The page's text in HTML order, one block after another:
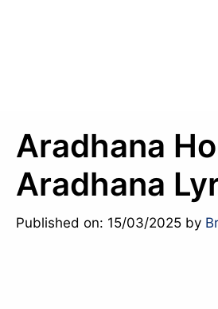
Aradhana Ho
Aradhana
Published on: 15/03/2025 by